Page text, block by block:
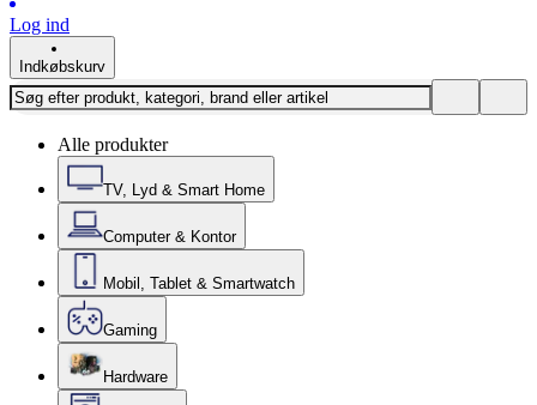
Log ind
Indkøbskurv
Alle produkter
TV, Lyd & Smart Home
Computer & Kontor
Mobil, Tablet & Smartwatch
Gaming
Hardware